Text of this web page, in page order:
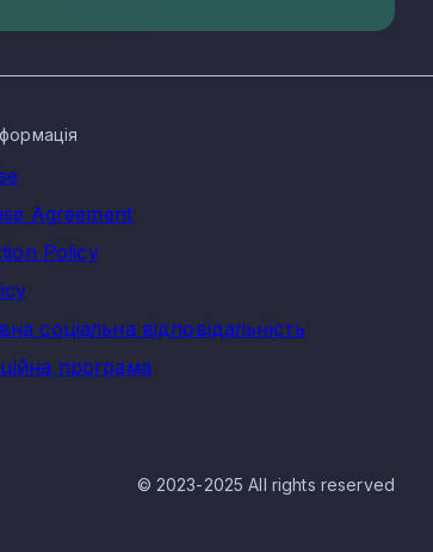
Agreement
Policy
соціальна відповідальність
програма
© 2023-2025 All rights reserved